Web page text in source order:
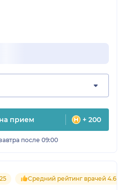
прием + 200
после 09:00
Средний рейтинг врачей 4.6